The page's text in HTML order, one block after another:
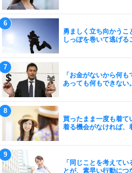
勇ましく立ち向かうこ
しっぽを巻いて逃げる
「お金がないから何
あっても何もできない。
買ったまま一度も着て
着る機会がなければ、
「同じことを考えて
とが、素早い行動につ